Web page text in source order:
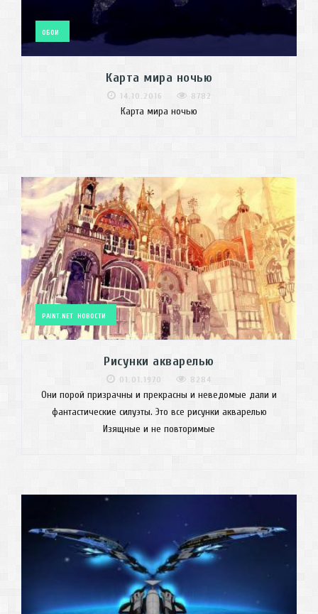
ОБОИ
Карта мира ночью
14.10.2016 8782
Карта мира ночью
PAINT.NET НОВОСТИ
Рисунки акварелью
01.01.1970 8284
Они порой призрачны и прекрасны и неведомые дали и
фантастические силуэты. Это все рисунки акварелью
Изящные и не повторимые